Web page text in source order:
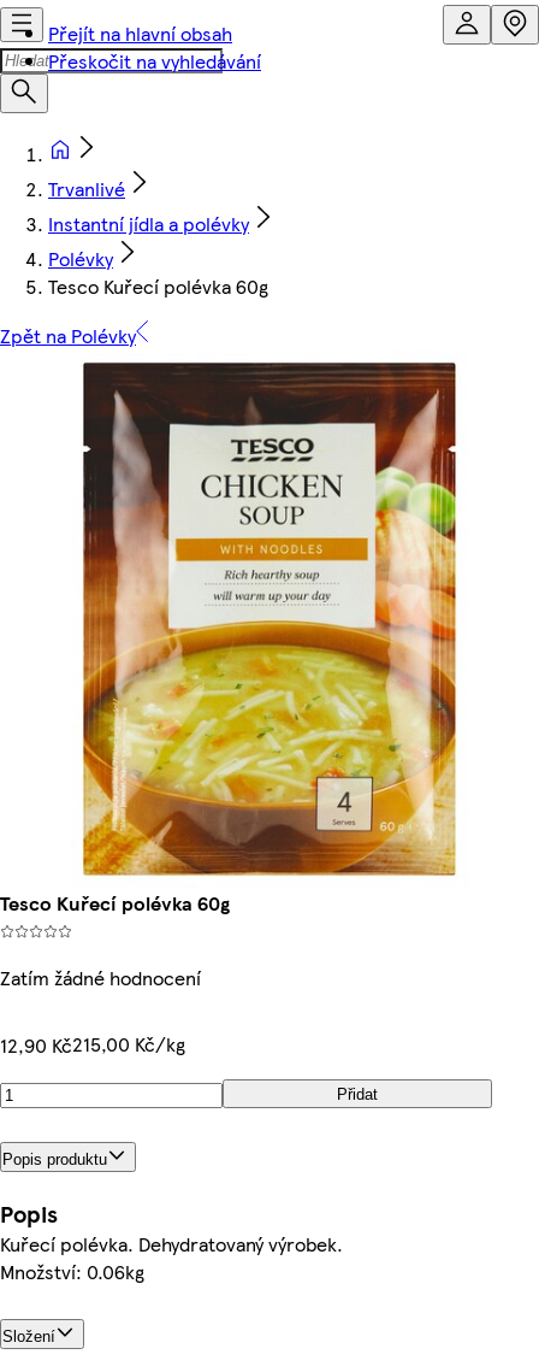
Přejít na hlavní obsah
Přeskočit na vyhledávání
Trvanlivé
Instantní jídla a polévky
Polévky
Tesco Kuřecí polévka 60g
Zpět na Polévky
Tesco Kuřecí polévka 60g
Zatím žádné hodnocení
12,90 Kč215,00 Kč/kg
Přidat
Popis produktu
Popis
Kuřecí polévka. Dehydratovaný výrobek.
Množství: 0.06kg
Složení